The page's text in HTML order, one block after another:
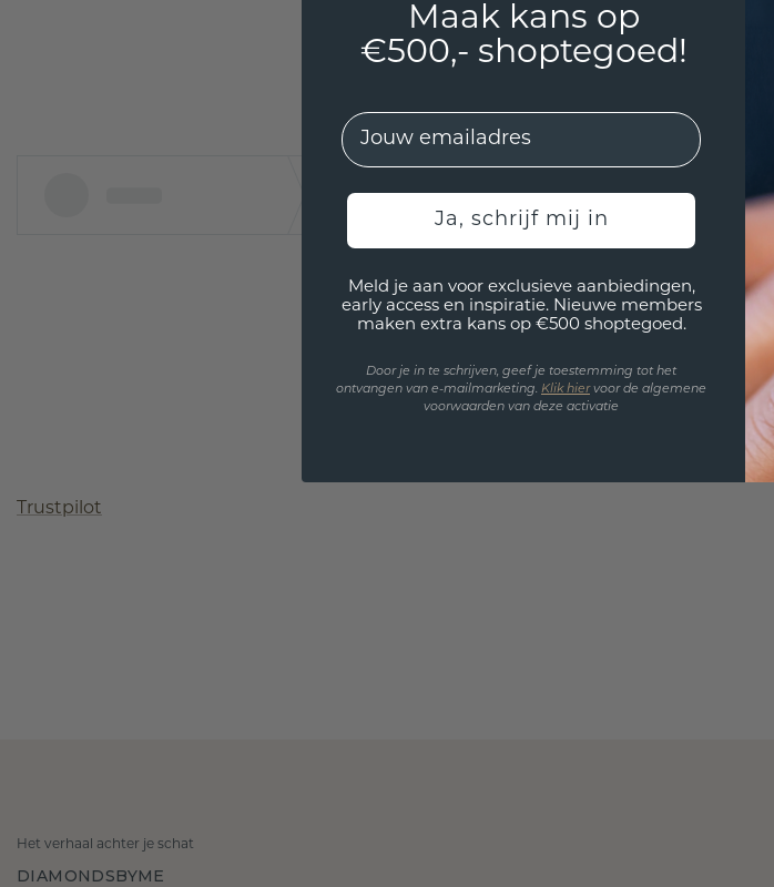
Trustpilot
Het verhaal achter je schat
DIAMONDSBYME
Maak kans op
€500,- shoptegoed!
EMail
Ja, schrijf mij in
Meld je aan voor exclusieve aanbiedingen,
early access en inspiratie. Nieuwe members
maken extra kans op €500 shoptegoed.
Door je in te schrijven, geef je toestemming tot het
ontvangen van e-mailmarketing. Klik hiervoor de algemene
voorwaarden van deze activatie